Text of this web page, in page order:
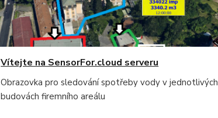
Vítejte na SensorFor.cloud serveru
Obrazovka pro sledování spotřeby vody v jednotlivých
budovách firemního areálu